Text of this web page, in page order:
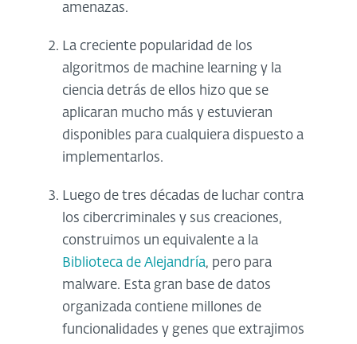
amenazas.
La creciente popularidad de los
algoritmos de machine learning y la
ciencia detrás de ellos hizo que se
aplicaran mucho más y estuvieran
disponibles para cualquiera dispuesto a
implementarlos.
Luego de tres décadas de luchar contra
los cibercriminales y sus creaciones,
construimos un equivalente a la
Biblioteca de Alejandría, pero para
malware. Esta gran base de datos
organizada contiene millones de
funcionalidades y genes que extrajimos